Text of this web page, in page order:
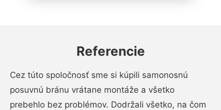
Referencie
Cez túto spoločnosť sme si kúpili samonosnú
posuvnú bránu vrátane montáže a všetko
prebehlo bez problémov. Dodržali všetko, na čom